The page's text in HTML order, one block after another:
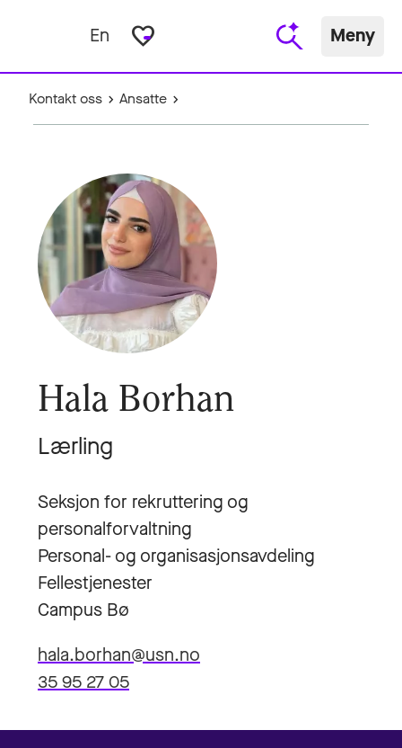
En favorite_border Meny
Kontakt oss Ansatte
Hala Borhan
Lærling
Seksjon for rekruttering og
personalforvaltning
Personal- og organisasjonsavdeling
Fellestjenester
Campus Bø
hala.borhan@usn.no
35 95 27 05